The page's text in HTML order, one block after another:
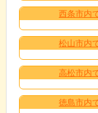
西条市内
松山市内
高松市内
徳島市内